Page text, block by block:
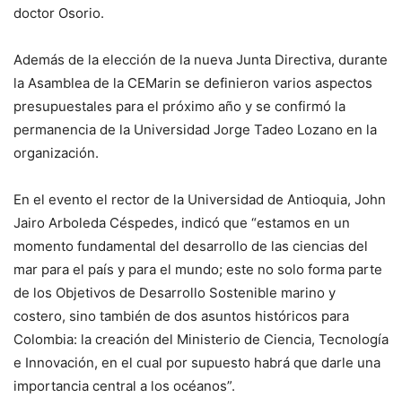
doctor Osorio.
Además de la elección de la nueva Junta Directiva, durante
la Asamblea de la CEMarin se definieron varios aspectos
presupuestales para el próximo año y se confirmó la
permanencia de la Universidad Jorge Tadeo Lozano en la
organización.
En el evento el rector de la Universidad de Antioquia, John
Jairo Arboleda Céspedes, indicó que “estamos en un
momento fundamental del desarrollo de las ciencias del
mar para el país y para el mundo; este no solo forma parte
de los Objetivos de Desarrollo Sostenible marino y
costero, sino también de dos asuntos históricos para
Colombia: la creación del Ministerio de Ciencia, Tecnología
e Innovación, en el cual por supuesto habrá que darle una
importancia central a los océanos”.